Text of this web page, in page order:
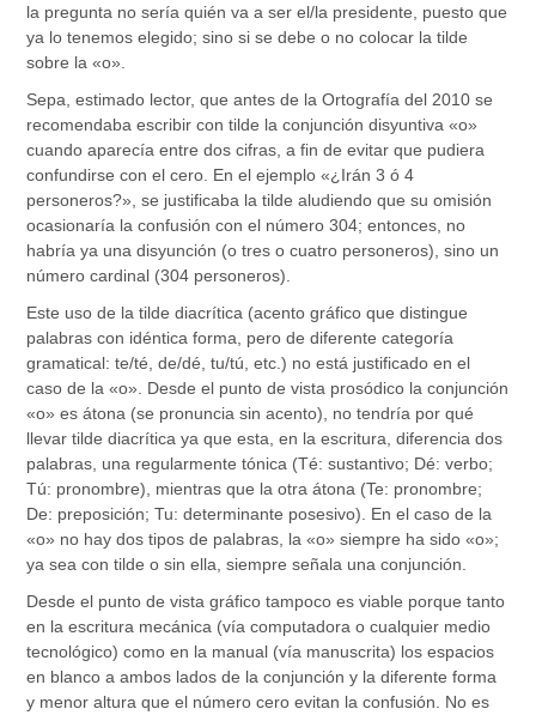
la pregunta no sería quién va a ser el/la presidente, puesto que
ya lo tenemos elegido; sino si se debe o no colocar la tilde
sobre la «o».
Sepa, estimado lector, que antes de la Ortografía del 2010 se
recomendaba escribir con tilde la conjunción disyuntiva «o»
cuando aparecía entre dos cifras, a fin de evitar que pudiera
confundirse con el cero. En el ejemplo «¿Irán 3 ó 4
personeros?», se justificaba la tilde aludiendo que su omisión
ocasionaría la confusión con el número 304; entonces, no
habría ya una disyunción (o tres o cuatro personeros), sino un
número cardinal (304 personeros).
Este uso de la tilde diacrítica (acento gráfico que distingue
palabras con idéntica forma, pero de diferente categoría
gramatical: te/té, de/dé, tu/tú, etc.) no está justificado en el
caso de la «o». Desde el punto de vista prosódico la conjunción
«o» es átona (se pronuncia sin acento), no tendría por qué
llevar tilde diacrítica ya que esta, en la escritura, diferencia dos
palabras, una regularmente tónica (Té: sustantivo; Dé: verbo;
Tú: pronombre), mientras que la otra átona (Te: pronombre;
De: preposición; Tu: determinante posesivo). En el caso de la
«o» no hay dos tipos de palabras, la «o» siempre ha sido «o»;
ya sea con tilde o sin ella, siempre señala una conjunción.
Desde el punto de vista gráfico tampoco es viable porque tanto
en la escritura mecánica (vía computadora o cualquier medio
tecnológico) como en la manual (vía manuscrita) los espacios
en blanco a ambos lados de la conjunción y la diferente forma
y menor altura que el número cero evitan la confusión. No es